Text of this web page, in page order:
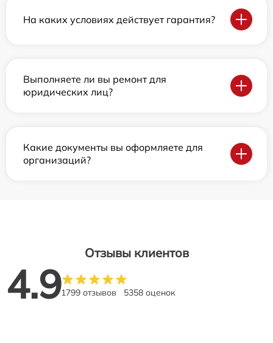
На каких условиях действует гарантия?
Выполняете ли вы ремонт для
юридических лиц?
Какие документы вы оформляете для
организаций?
Отзывы клиентов
4.91799 отзывов 5358 оценок